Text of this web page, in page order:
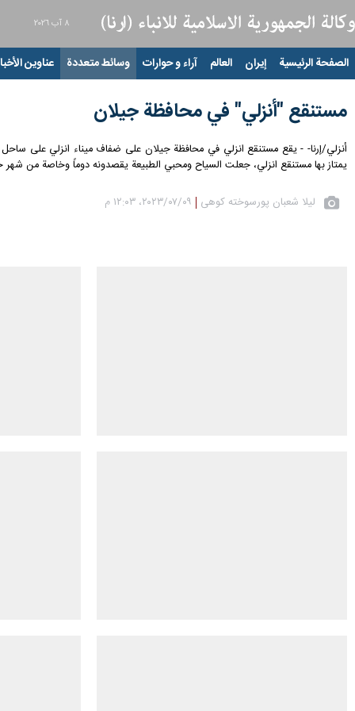
٨ آب ٢٠٢٦
الصفحة الرئيسية إيران العالم آراء و حوارات وسائط متعددة عناوين
مستنقع "أنزلي" في محافظة جيلان
أنزلي/إرنا- - يقع مستنقع انزلي في محافظة جيلان على ضفاف ميناء انزلي على ساحل بحر
يمتاز بها مستنقع انزلي، جعلت السياح ومحبي الطبيعة يقصدونه دوماً وخاصة من شهر
لیلا شعبان پورسوخته کوهی ٠٩‏/٠٧‏/٢٠٢٣، ١٢:٠٣ م